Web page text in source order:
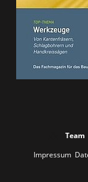
Team
Impressum